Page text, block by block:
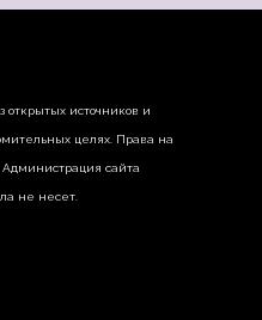
источников и
целях. Права на
сайта
не несет.